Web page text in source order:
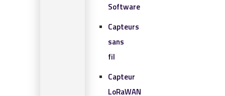
Software
Capteurs
sans
fil
Capteur
LoRaWAN